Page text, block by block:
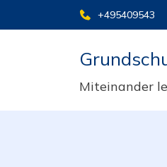
+495409543
Miteinander